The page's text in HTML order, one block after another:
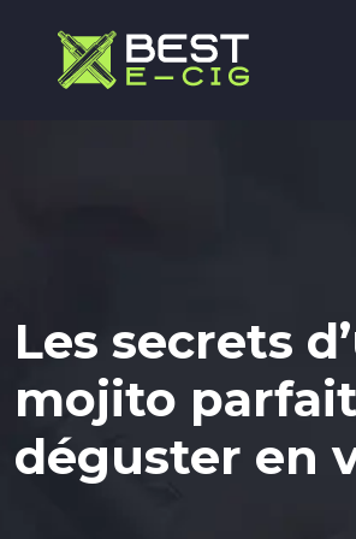
Les secrets
mojito
déguster en